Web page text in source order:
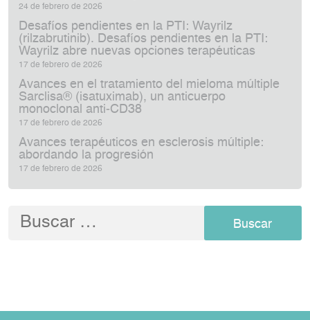
24 de febrero de 2026
Desafíos pendientes en la PTI: Wayrilz
(rilzabrutinib). Desafíos pendientes en la PTI:
Wayrilz abre nuevas opciones terapéuticas
17 de febrero de 2026
Avances en el tratamiento del mieloma múltiple
Sarclisa® (isatuximab), un anticuerpo
monoclonal anti‑CD38
17 de febrero de 2026
Avances terapéuticos en esclerosis múltiple:
abordando la progresión
17 de febrero de 2026
Buscar: